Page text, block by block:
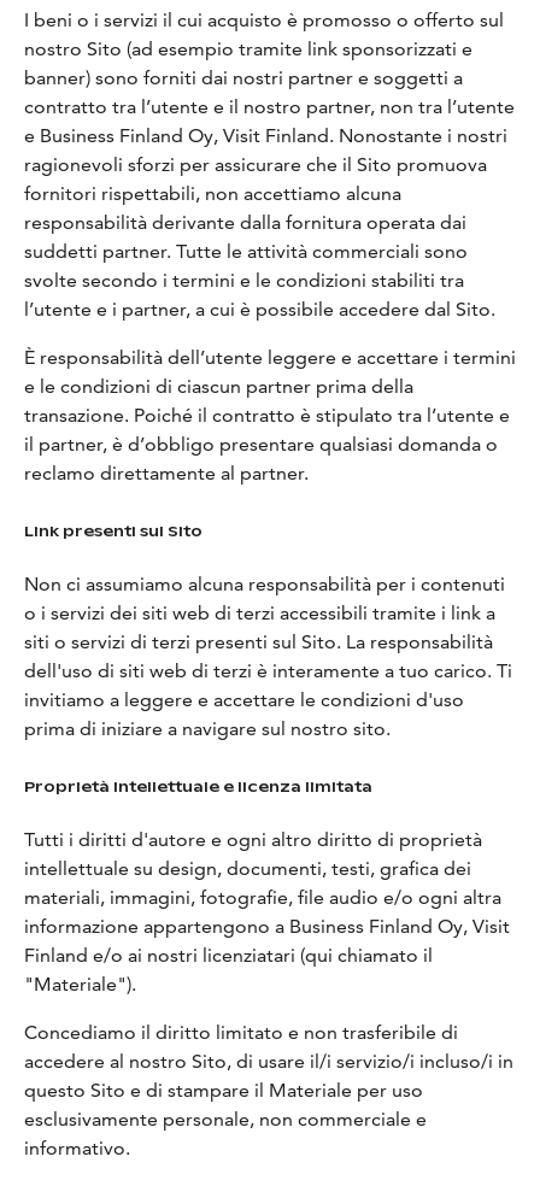
I beni o i servizi il cui acquisto è promosso o offerto sul
nostro Sito (ad esempio tramite link sponsorizzati e
banner) sono forniti dai nostri partner e soggetti a
contratto tra l’utente e il nostro partner, non tra l’utente
e Business Finland Oy, Visit Finland. Nonostante i nostri
ragionevoli sforzi per assicurare che il Sito promuova
fornitori rispettabili, non accettiamo alcuna
responsabilità derivante dalla fornitura operata dai
suddetti partner. Tutte le attività commerciali sono
svolte secondo i termini e le condizioni stabiliti tra
l’utente e i partner, a cui è possibile accedere dal Sito.
È responsabilità dell’utente leggere e accettare i termini
e le condizioni di ciascun partner prima della
transazione. Poiché il contratto è stipulato tra l’utente e
il partner, è d’obbligo presentare qualsiasi domanda o
reclamo direttamente al partner.
Link presenti sul Sito
Non ci assumiamo alcuna responsabilità per i contenuti
o i servizi dei siti web di terzi accessibili tramite i link a
siti o servizi di terzi presenti sul Sito. La responsabilità
dell'uso di siti web di terzi è interamente a tuo carico. Ti
invitiamo a leggere e accettare le condizioni d'uso
prima di iniziare a navigare sul nostro sito.
Proprietà intellettuale e licenza limitata
Tutti i diritti d'autore e ogni altro diritto di proprietà
intellettuale su design, documenti, testi, grafica dei
materiali, immagini, fotografie, file audio e/o ogni altra
informazione appartengono a Business Finland Oy, Visit
Finland e/o ai nostri licenziatari (qui chiamato il
"Materiale").
Concediamo il diritto limitato e non trasferibile di
accedere al nostro Sito, di usare il/i servizio/i incluso/i in
questo Sito e di stampare il Materiale per uso
esclusivamente personale, non commerciale e
informativo.